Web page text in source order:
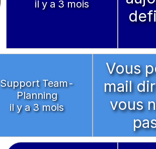
il y a 3 mois
Support Team-
Planning
il y a 3 mois
Vous
mail
vous